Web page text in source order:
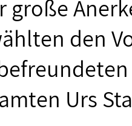
große
den
Urs